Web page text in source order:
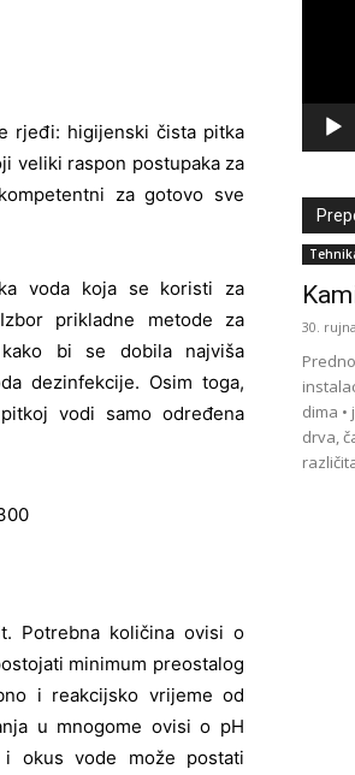
rjeđi: higijenski čista pitka
veliki raspon postupaka za
za gotovo sve
voda koja se koristi za
prikladne metode za
bi se dobila najviša
dezinfekcije. Osim toga,
vodi samo određena
Potrebna količina ovisi o
minimum preostalog
i reakcijsko vrijeme od
u mnogome ovisi o pH
okus vode može postati
30.
dima
drva,